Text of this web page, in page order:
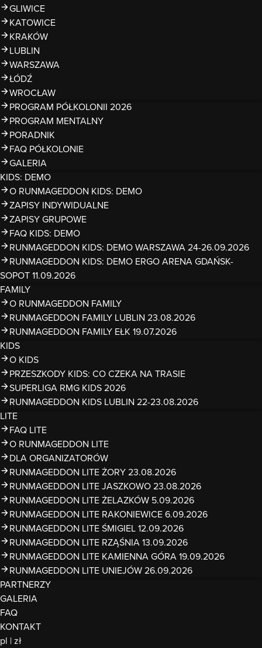
GLIWICE
KATOWICE
KRAKÓW
LUBLIN
WARSZAWA
ŁÓDŹ
WROCŁAW
PROGRAM PÓŁKOLONII 2026
PROGRAM MENTALNY
PORADNIK
FAQ PÓŁKOLONIE
GALERIA
KIDS: DEMO
O RUNMAGEDDON KIDS: DEMO
ZAPISY INDYWIDUALNE
ZAPISY GRUPOWE
FAQ KIDS: DEMO
RUNMAGEDDON KIDS: DEMO WARSZAWA 24-26.09.2026
RUNMAGEDDON KIDS: DEMO ERGO ARENA GDAŃSK-
SOPOT 11.09.2026
FAMILY
O RUNMAGEDDON FAMILY
RUNMAGEDDON FAMILY LUBLIN 23.08.2026
RUNMAGEDDON FAMILY EŁK 19.07.2026
KIDS
O KIDS
PRZESZKODY KIDS: CO CZEKA NA TRASIE
SUPERLIGA RMG KIDS 2026
RUNMAGEDDON KIDS LUBLIN 22-23.08.2026
LITE
FAQ LITE
O RUNMAGEDDON LITE
DLA ORGANIZATORÓW
RUNMAGEDDON LITE ŻORY 23.08.2026
RUNMAGEDDON LITE JASZKOWO 23.08.2026
RUNMAGEDDON LITE ŻELAZKÓW 5.09.2026
RUNMAGEDDON LITE RAKONIEWICE 6.09.2026
RUNMAGEDDON LITE ŚMIGIEL 12.09.2026
RUNMAGEDDON LITE RZĄŚNIA 13.09.2026
RUNMAGEDDON LITE KAMIENNA GÓRA 19.09.2026
RUNMAGEDDON LITE UNIEJÓW 26.09.2026
PARTNERZY
GALERIA
FAQ
KONTAKT
pl |zł